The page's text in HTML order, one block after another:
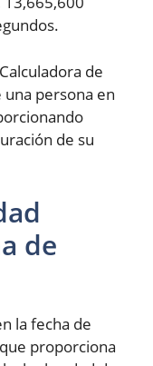
de
persona en
de su
de
la fecha de
proporciona